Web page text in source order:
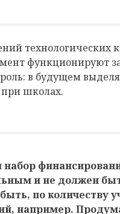
технологических
функционируют за
в будущем
школах.
и не должен
по количеству
например.